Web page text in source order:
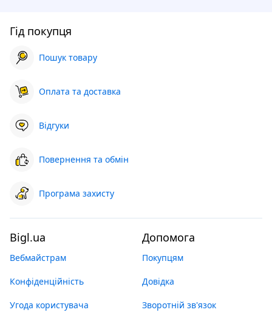
Гід покупця
Пошук товару
Оплата та доставка
Відгуки
Повернення та обмін
Програма захисту
Bigl.ua
Вебмайстрам
Конфіденційність
Угода користувача
Допомога
Покупцям
Довідка
Зворотній зв'язок